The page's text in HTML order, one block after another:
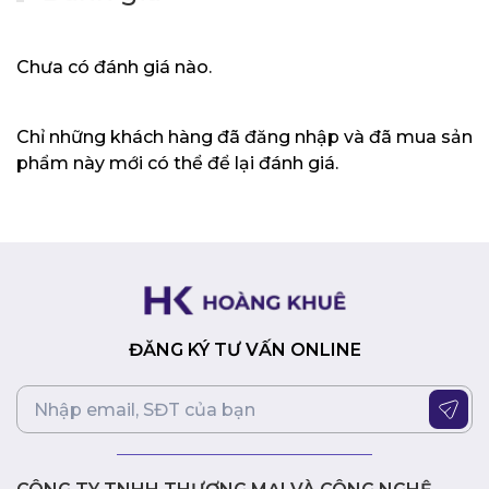
game thủ và người dùng văn phòng.
hiệu ứng ánh sáng theo ý muốn, đồng bộ với các
Keycap PBT doubleshot siêu bền:Keycap được làm
từ nhựa PBT doubleshot cao cấp, có độ bền vượt trội
âm lượng và các chức năng đa phương tiện một cách
nhanh chóng và dễ dàng.
Tấm đệm kê tay mềm mại: Đệm kê tay bằng foam có
thể tháo rời, mang lại sự thoải mái tối đa khi sử dụng
trong thời gian dài.
Pin khỏe:Thời lượng pin lên đến 1500 giờ (tắt đèn
LED) cho phép bạn sử dụng bàn phím liên tục trong
nhiều ngày mà không cần sạc lại.
Màu trắng thanh lịch của bàn phím
Chưa có đánh giá nào.
Chỉ những khách hàng đã đăng nhập và đã mua sản
phẩm này mới có thể để lại đánh giá.
ĐĂNG KÝ TƯ VẤN ONLINE